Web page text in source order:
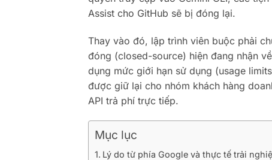
Assist cho GitHub sẽ bị đóng lại.
Thay vào đó, lập trình viên buộc phải
đóng (closed-source) hiện đang nhận
dụng mức giới hạn sử dụng (usage
được giữ lại cho nhóm khách hàng
API trả phí trực tiếp.
Mục lục
Lý do từ phía Google và thực tế trải